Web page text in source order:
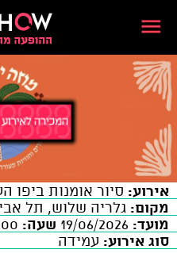
אירוע: סיור אומנות ביפו
מקום: גלריה שלוש, תל
מועד:
שעה:
סוג אירוע: עמידה